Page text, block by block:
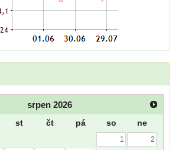
srpen 2026
st čt pá so ne
1
2